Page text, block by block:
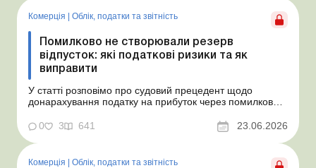
Комерція | Облік, податки та звiтнiсть
Помилково не створювали резерв
відпусток: які податкові ризики та як
виправити
У статті розповімо про судовий прецедент щодо
донарахування податку на прибуток через помилково
надамо рекомендації, як мінімізувати податкові ризики.
Проблемні витрати: податкові ризики та судова
практика Розуміємо ваші хвилювання через помилкове
неств...
0 3 641 23.06.2026
Комерція | Облік, податки та звiтнiсть